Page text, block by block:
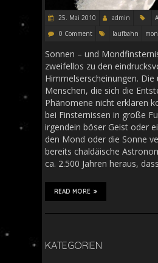
25. Mai 2010 admin
0 Comment
laufbahn
Sonnen – und
zweifellos zu den
Himmelserscheinungen. Die
Menschen, die sich die
Phänomene nicht erklären
bei Finsternissen in große
irgendein böser Geist oder
den Mond oder die Sonne
bereits chaldäische
ca. 2.500 Jahren heraus,
READ MORE
KATEGORIEN